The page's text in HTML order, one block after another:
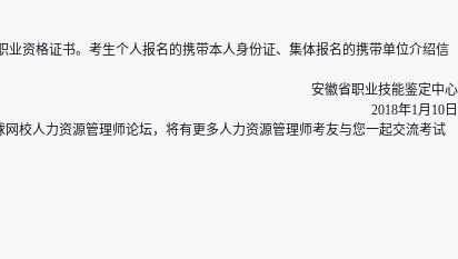
资格证书。考生个人报名的携带本人身份证、集体报名的携带单位介绍信
安徽省职业技能鉴定中心
2018年1月10日
网校人力资源管理师论坛，将有更多人力资源管理师考友与您一起交流考试